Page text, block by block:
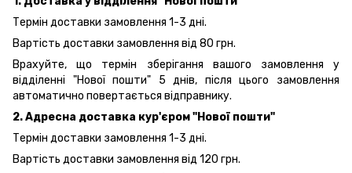
Термін доставки замовлення 1-3 дні.
Вартість доставки замовлення від 80 грн.
Врахуйте, що термін зберігання вашого замовлення у
відділенні "Нової пошти" 5 днів, після цього замовлення
автоматично повертається відправнику.
2. Адресна доставка кур'єром "Нової пошти"
Термін доставки замовлення 1-3 дні.
Вартість доставки замовлення від 120 грн.